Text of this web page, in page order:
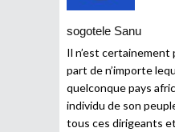
sogotele Sanu
Il n’est certainement
part de n’importe
quelconque pays
individu de son
tous ces dirigeants